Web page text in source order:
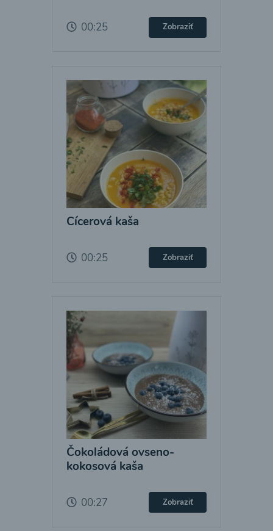
00:25 Zobraziť
Cícerová kaša
00:25 Zobraziť
Čokoládová ovseno-
kokosová kaša
00:27 Zobraziť